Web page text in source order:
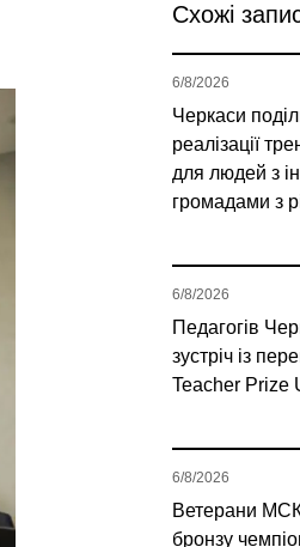
Схожі
Черкаси
реалізації
для людей з
громадами з
6/8/2026
Педагогів
зустріч із
Teacher Prize
6/8/2026
Ветерани
бронзу
6/8/2026